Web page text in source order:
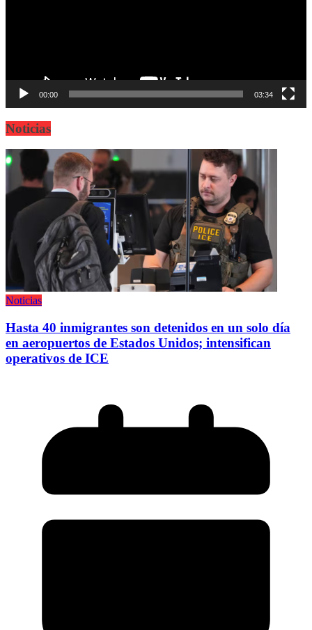
00:00 03:34
Noticias
Noticias
Hasta 40 inmigrantes son detenidos en un solo día
en aeropuertos de Estados Unidos; intensifican
operativos de ICE